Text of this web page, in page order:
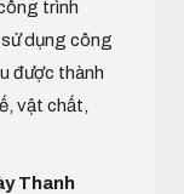
trình
sử dụng công
được thành
vật chất,
Thanh